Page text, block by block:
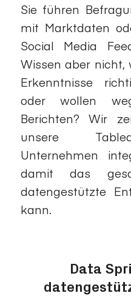
Sie führen
mit Marktdaten
Social Media
Wissen aber nicht,
Erkenntnisse
oder wollen
Berichten? Wir
unsere
Unternehmen
damit das
datengestützte
kann.
Data